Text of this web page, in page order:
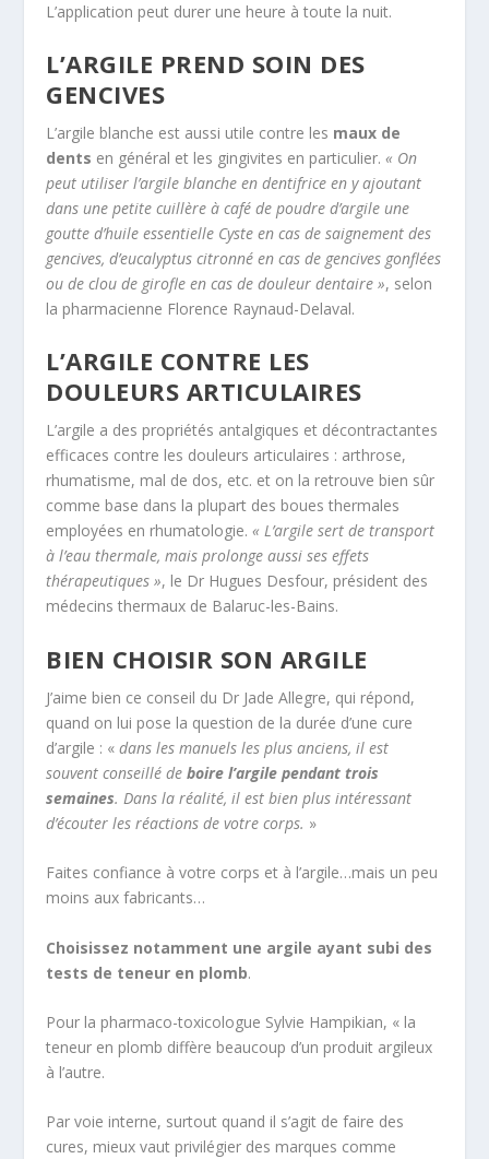
L’application peut durer une heure à toute la nuit.
L’ARGILE PREND SOIN DES
GENCIVES
L’argile blanche est aussi utile contre les maux de
dents en général et les gingivites en particulier.« On
peut utiliser l’argile blanche en dentifrice en y ajoutant
dans une petite cuillère à café de poudre d’argile une
goutte d’huile essentielle Cyste en cas de saignement des
gencives, d’eucalyptus citronné en cas de gencives gonflées
ou de clou de girofle en cas de douleur dentaire », selon
la pharmacienne Florence Raynaud-Delaval.
L’ARGILE CONTRE LES
DOULEURS ARTICULAIRES
L’argile a des propriétés antalgiques et décontractantes
efficaces contre les douleurs articulaires : arthrose,
rhumatisme, mal de dos, etc. et on la retrouve bien sûr
comme base dans la plupart des boues thermales
employées en rhumatologie.« L’argile sert de transport
à l’eau thermale, mais prolonge aussi ses effets
thérapeutiques », le Dr Hugues Desfour, président des
médecins thermaux de Balaruc-les-Bains.
BIEN CHOISIR SON ARGILE
J’aime bien ce conseil du Dr Jade Allegre, qui répond,
quand on lui pose la question de la durée d’une cure
d’argile : «dans les manuels les plus anciens, il est
souvent conseillé deboire l’argile pendant trois
semaines. Dans la réalité, il est bien plus intéressant
d’écouter les réactions de votre corps. »
Faites confiance à votre corps et à l’argile…mais un peu
moins aux fabricants…
Choisissez notamment une argile ayant subi des
tests de teneur en plomb.
Pour la pharmaco-toxicologue Sylvie Hampikian, « la
teneur en plomb diffère beaucoup d’un produit argileux
à l’autre.
Par voie interne, surtout quand il s’agit de faire des
cures, mieux vaut privilégier des marques comme